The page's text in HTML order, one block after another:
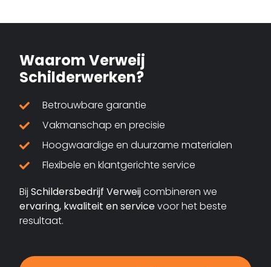
Waarom Verweij
Schilderwerken?
Betrouwbare garantie
Vakmanschap en precisie
Hoogwaardige en duurzame materialen
Flexibele en klantgerichte service
Bij Schildersbedrijf Verweijcombineren we
ervaring, kwaliteit en servicevoor het beste
resultaat.